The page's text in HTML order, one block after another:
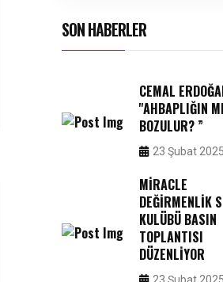
SON HABERLER
CEMAL
''AHBAPLIĞIN MI
BOZULUR? ”
23 Şubat 2025
MIRACLE
DEĞIRMENLIK
KULÜBÜ BASIN
TOPLANTISI
DÜZENLIYOR